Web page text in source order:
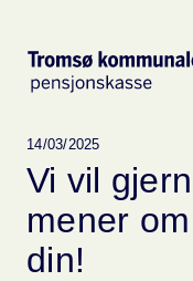
14/03/2025
Vi vil
mener
din!